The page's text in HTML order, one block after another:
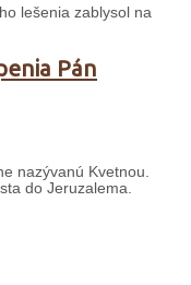
lešenia zablysol na
Pán
nazývanú Kvetnou.
do Jeruzalema.